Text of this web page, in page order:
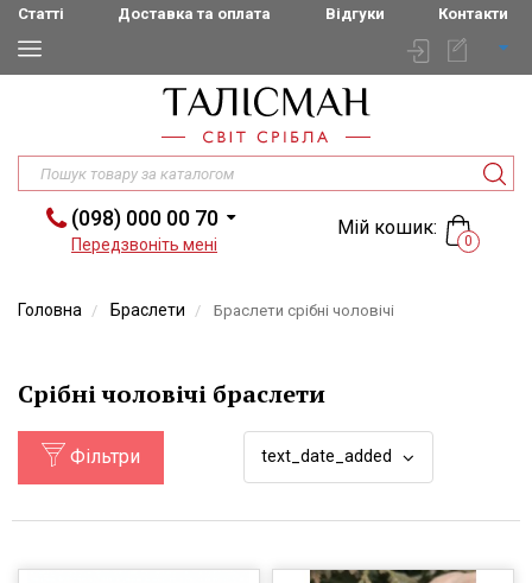
Статті Доставка та оплата Відгуки Контакти
(098) 000 00 70
Передзвоніть мені
Мій кошик:
0
Головна Браслети Браслети срібні чоловічі
Срібні чоловічі браслети
Фільтри text_date_added